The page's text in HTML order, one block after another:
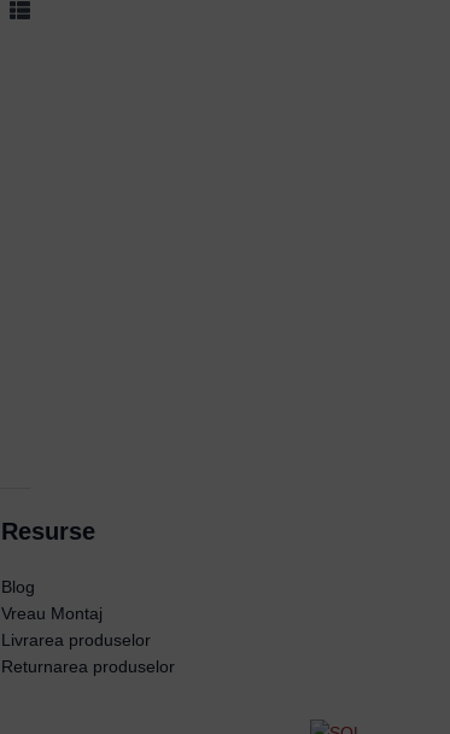
Resurse
Blog
Vreau Montaj
Livrarea produselor
Returnarea produselor